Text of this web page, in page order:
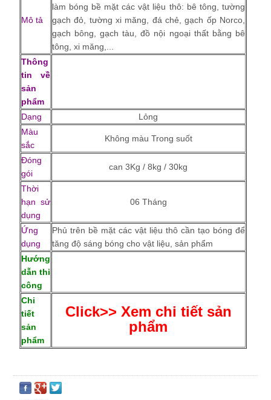
Mô tả
làm bóng bề mặt các vật liệu thô: bê tông, tường
gạch đỏ, tường xi măng, đá chẻ, gạch ốp Norco,
gạch bông, gạch tàu, đồ nội ngoại thất bằng bê
tông, xi măng,...
Thông
tin về
sản
phẩm
Dạng
Lỏng
Màu
sắc
Không màu Trong suốt
Đóng
gói
can 3Kg / 8kg / 30kg
Thời
hạn sử
dụng
06 Tháng
Ứng
dụng
Phủ trên bề mặt các vật liệu thô cần tạo bóng để
tăng độ sáng bóng cho vật liệu, sản phẩm
Hướng
dẫn thi
công
Chi
tiết
sản
phẩm
Click>> Xem chi tiết sản
phẩm